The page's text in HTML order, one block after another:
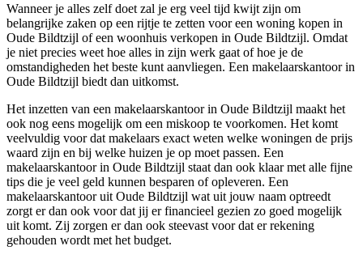
Wanneer je alles zelf doet zal je erg veel tijd kwijt zijn om
belangrijke zaken op een rijtje te zetten voor een woning kopen in
Oude Bildtzijl of een woonhuis verkopen in Oude Bildtzijl. Omdat
je niet precies weet hoe alles in zijn werk gaat of hoe je de
omstandigheden het beste kunt aanvliegen. Een makelaarskantoor in
Oude Bildtzijl biedt dan uitkomst.
Het inzetten van een makelaarskantoor in Oude Bildtzijl maakt het
ook nog eens mogelijk om een miskoop te voorkomen. Het komt
veelvuldig voor dat makelaars exact weten welke woningen de prijs
waard zijn en bij welke huizen je op moet passen. Een
makelaarskantoor in Oude Bildtzijl staat dan ook klaar met alle fijne
tips die je veel geld kunnen besparen of opleveren. Een
makelaarskantoor uit Oude Bildtzijl wat uit jouw naam optreedt
zorgt er dan ook voor dat jij er financieel gezien zo goed mogelijk
uit komt. Zij zorgen er dan ook steevast voor dat er rekening
gehouden wordt met het budget.